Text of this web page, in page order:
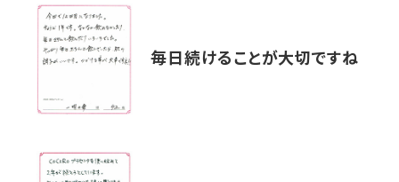
毎日続けることが大切ですね